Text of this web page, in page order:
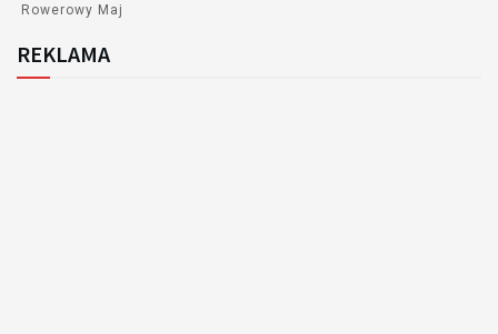
Rowerowy Maj
REKLAMA